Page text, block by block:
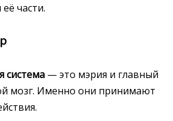
части.
система — это мэрия и главный
мозг. Именно они принимают